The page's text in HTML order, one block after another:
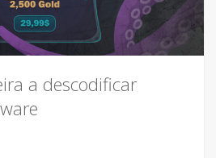
a descodificar